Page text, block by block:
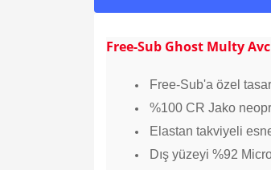
Free-Sub Ghost Multy
Free-Sub'a özel
%100 CR Jako
Elastan takviyeli
Dış yüzeyi %92